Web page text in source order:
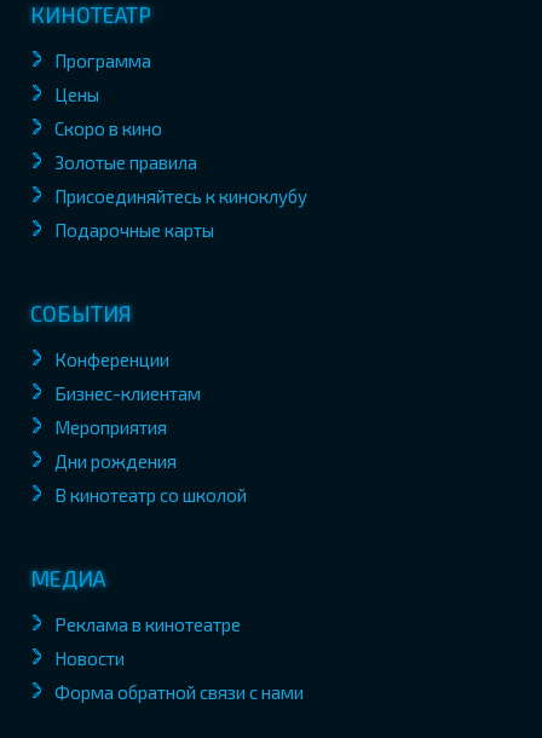
КИНОТЕАТР
Программа
Цены
Скоро в кино
Золотые правила
Присоединяйтесь к киноклубу
Подарочные карты
СОБЫТИЯ
Конференции
Бизнес-клиентам
Мероприятия
Дни рождения
В кинотеатр со школой
МЕДИА
Реклама в кинотеатре
Новости
Форма обратной связи с нами